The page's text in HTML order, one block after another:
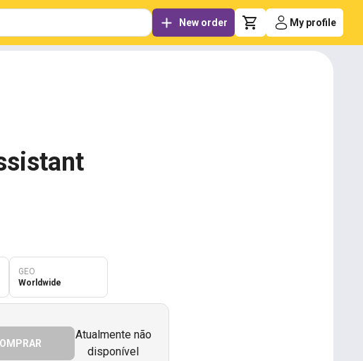
New order My profile
GEO
Worldwide
Atualmente não
disponível